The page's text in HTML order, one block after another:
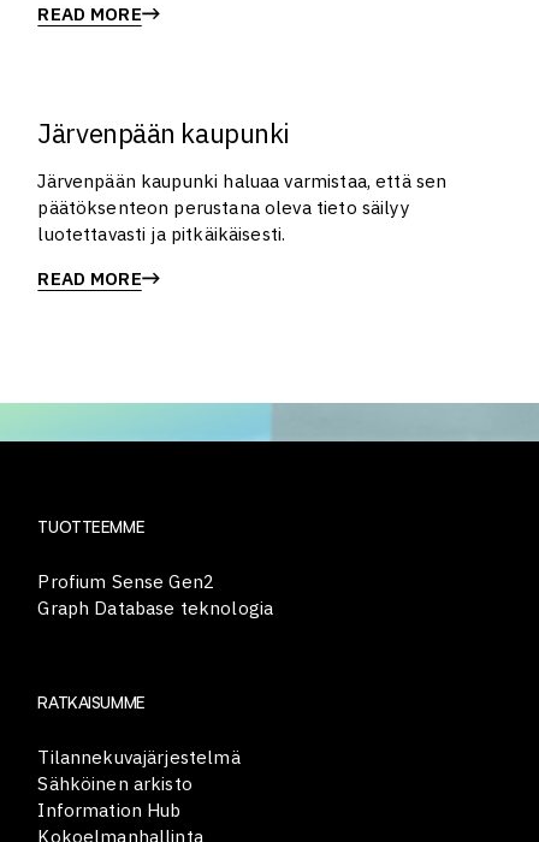
READ MORE
Järvenpään kaupunki
Järvenpään kaupunki haluaa varmistaa, että sen
päätöksenteon perustana oleva tieto säilyy
luotettavasti ja pitkäikäisesti.
READ MORE
TUOTTEEMME
Profium Sense Gen2
Graph Database teknologia
RATKAISUMME
Tilannekuvajärjestelmä
Sähköinen arkisto
Information Hub
Kokoelmanhallinta